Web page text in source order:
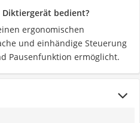
Diktiergerät bedient?
ergonomischen
und einhändige Steuerung
Pausenfunktion ermöglicht.